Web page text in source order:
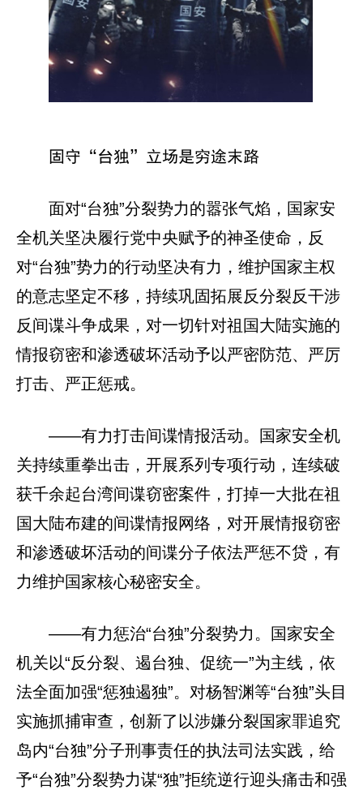
固守“台独”立场是穷途末路
面对“台独”分裂势力的嚣张气焰，国家安
全机关坚决履行党中央赋予的神圣使命，反
对“台独”势力的行动坚决有力，维护国家主权
的意志坚定不移，持续巩固拓展反分裂反干涉
反间谍斗争成果，对一切针对祖国大陆实施的
情报窃密和渗透破坏活动予以严密防范、严厉
打击、严正惩戒。
——有力打击间谍情报活动。国家安全机
关持续重拳出击，开展系列专项行动，连续破
获千余起台湾间谍窃密案件，打掉一大批在祖
国大陆布建的间谍情报网络，对开展情报窃密
和渗透破坏活动的间谍分子依法严惩不贷，有
力维护国家核心秘密安全。
——有力惩治“台独”分裂势力。国家安全
机关以“反分裂、遏台独、促统一”为主线，依
法全面加强“惩独遏独”。对杨智渊等“台独”头目
实施抓捕审查，创新了以涉嫌分裂国家罪追究
岛内“台独”分子刑事责任的执法司法实践，给
予“台独”分裂势力谋“独”拒统逆行迎头痛击和强